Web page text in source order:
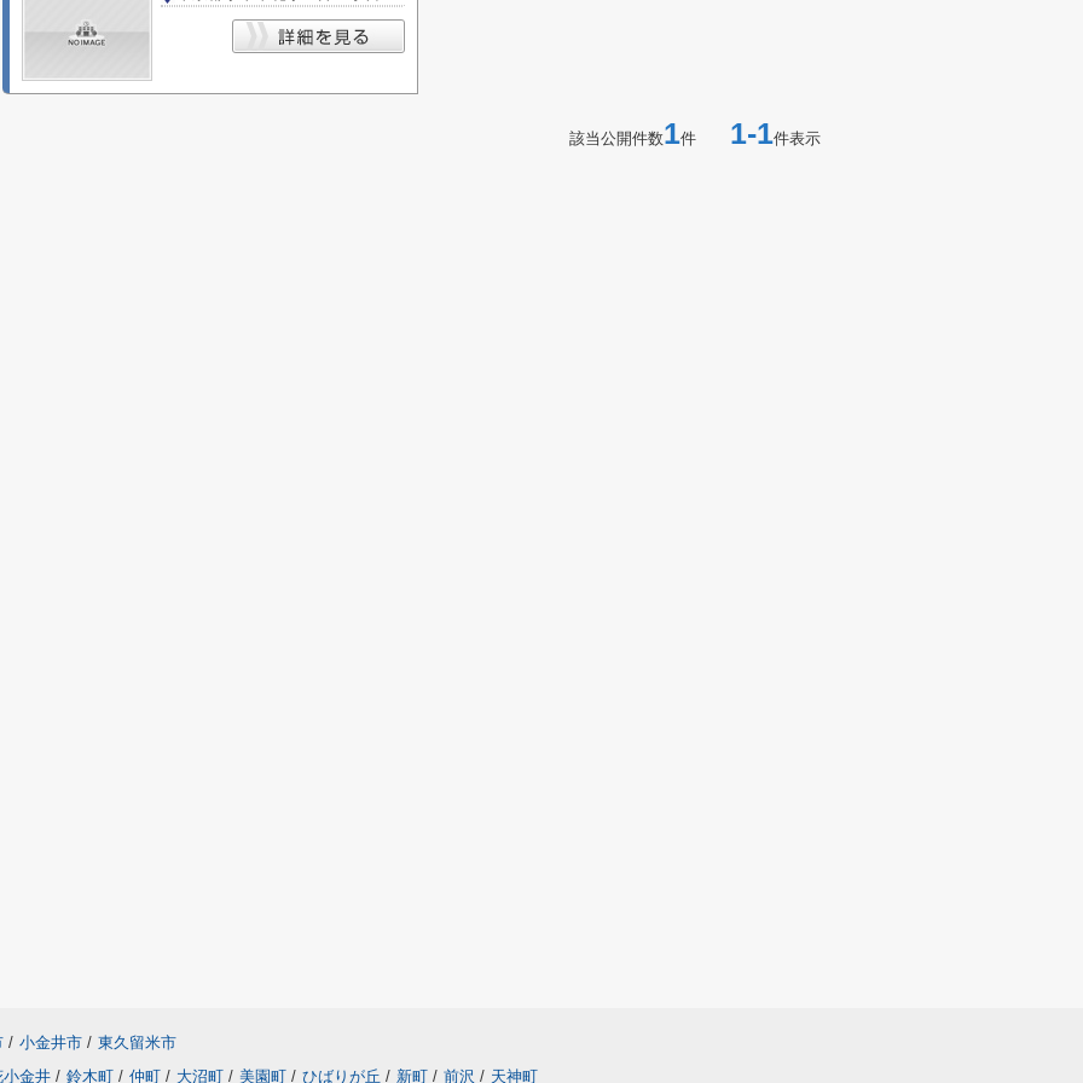
該当公開件数1件 1-1件表示
/ 小金井市 / 東久留米市
小金井 / 鈴木町 / 仲町 / 大沼町 / 美園町 / ひばりが丘 / 新町 / 前沢 / 天神町